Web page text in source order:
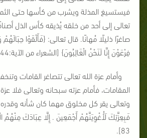
فيستسيغ المذلة ويشرب من كأسها حتى
تعالى إلى أحد من خلقه يُذيقه كأس الذل أصنافًا
صاغرًا ذليلًا مُهانًا. قال تعالى: {فَأَلْقَوْا
فِرْعَوْنَ إِنَّا لَنَحْنُ الْغَالِبُونَ} [الشعراء من الآية:44].
وأمام عزة الله تعالى تتصاغر القامات
المقامات، فأمام عزته سبحانه وتعالى فلا
وتعالى يقر كل مخلوق مهما كان شأنه
فَبِعِزَّتِكَ لَأُغْوِيَنَّهُمْ أَجْمَعِينَ . إِلَّا عِبَادَكَ مِنْهُمُ
83].